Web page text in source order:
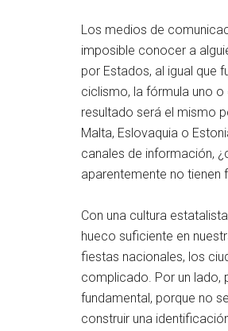
Los medios de
imposible conocer a
por Estados, al igual que
ciclismo, la fórmula uno
resultado será el mismo
Malta, Eslovaquia o
canales de información,
aparentemente no
Con una cultura
hueco suficiente en
fiestas nacionales, los
complicado. Por un lado,
fundamental, porque no
construir una